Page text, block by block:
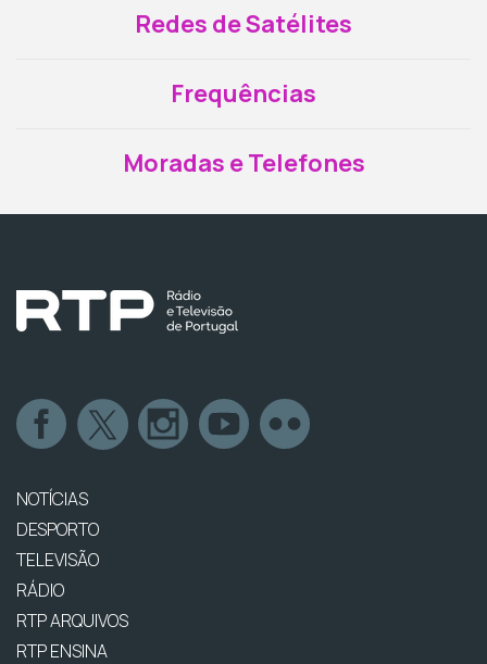
Redes de Satélites
Frequências
Moradas e Telefones
NOTÍCIAS
DESPORTO
TELEVISÃO
RÁDIO
RTP ARQUIVOS
RTP ENSINA